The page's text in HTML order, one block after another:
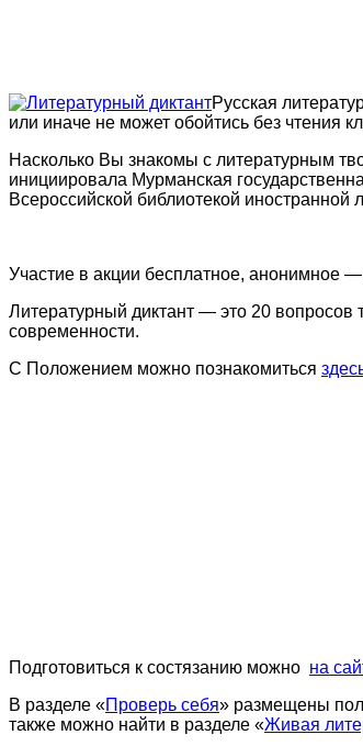
Русская
или иначе не может обойтись без чтения
Насколько Вы знакомы с литературным
инициировала Мурманская
Всероссийской библиотекой
Участие в акции бесплатное, анонимное
Литературный диктант — это 20 вопросов
современности.
С Положением можно познакомиться
Подготовиться к состязанию можно на
В разделе «Проверь себя» размещены
также можно найти в разделе «Живая